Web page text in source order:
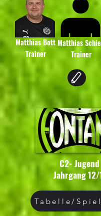
Matthias Bott
Trainer
Matthias
Trainer
C2- Jugend
Jahrgang
Tabelle/